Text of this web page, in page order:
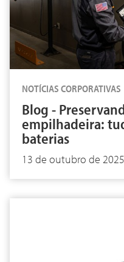
NOTÍCIAS CORPORATIVAS
Blog -
empilhadeira:
baterias
13 de outubro de 2025